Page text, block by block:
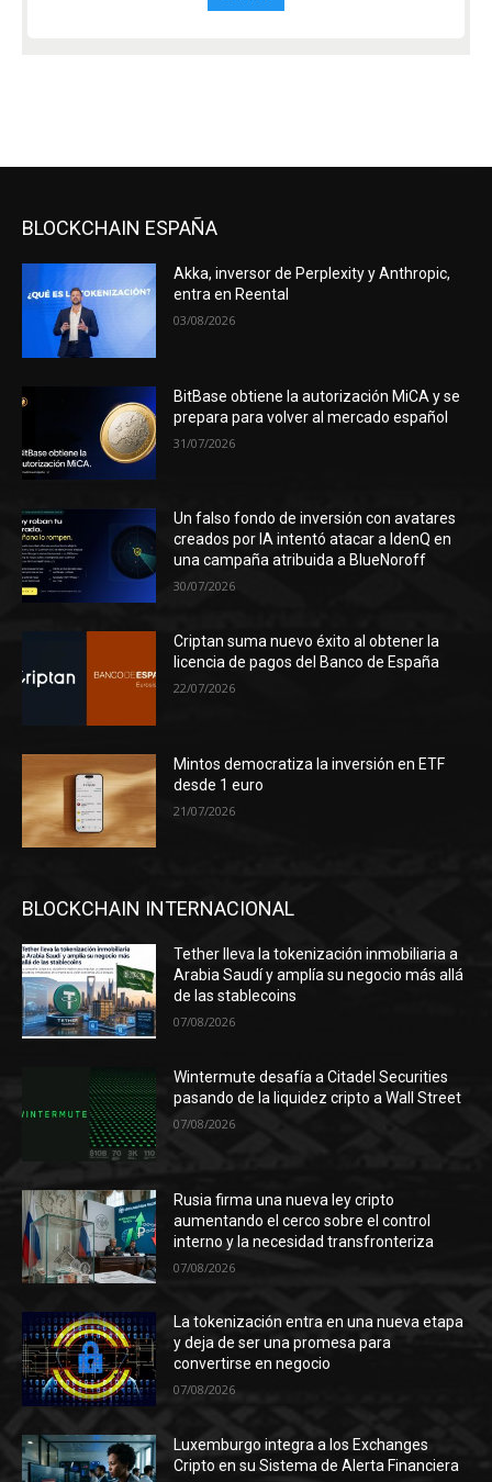
BLOCKCHAIN ESPAÑA
Akka, inversor de Perplexity y Anthropic,
entra en Reental
03/08/2026
BitBase obtiene la autorización MiCA y se
prepara para volver al mercado español
31/07/2026
Un falso fondo de inversión con avatares
creados por IA intentó atacar a IdenQ en
una campaña atribuida a BlueNoroff
30/07/2026
Criptan suma nuevo éxito al obtener la
licencia de pagos del Banco de España
22/07/2026
Mintos democratiza la inversión en ETF
desde 1 euro
21/07/2026
BLOCKCHAIN INTERNACIONAL
Tether lleva la tokenización inmobiliaria a
Arabia Saudí y amplía su negocio más allá
de las stablecoins
07/08/2026
Wintermute desafía a Citadel Securities
pasando de la liquidez cripto a Wall Street
07/08/2026
Rusia firma una nueva ley cripto
aumentando el cerco sobre el control
interno y la necesidad transfronteriza
07/08/2026
La tokenización entra en una nueva etapa
y deja de ser una promesa para
convertirse en negocio
07/08/2026
Luxemburgo integra a los Exchanges
Cripto en su Sistema de Alerta Financiera